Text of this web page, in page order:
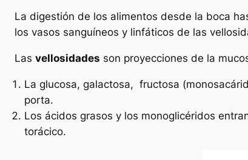
La digestión de los alimentos desde la boca
los vasos sanguíneos y linfáticos de las
Las vellosidades son proyecciones de la
La glucosa, galactosa, fructosa
porta.
Los ácidos grasos y los monoglicéridos
torácico.